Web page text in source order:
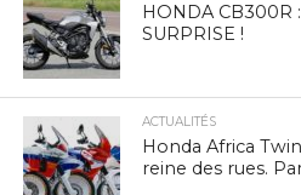
HONDA CB300R
SURPRISE !
ACTUALITÉS
Honda Africa
reine des rues.